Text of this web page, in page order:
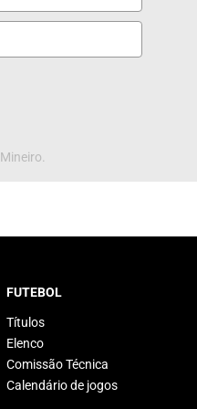
FUTEBOL
Títulos
Elenco
Comissão Técnica
Calendário de jogos